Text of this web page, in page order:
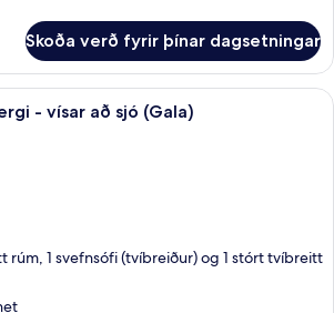
Skoða verð fyrir þínar dagsetningar
Svíta - 2 svefnherbergi - vísar að sjó
- vísar að sjó (Gala)
rúm, 1 svefnsófi (tvíbreiður) og 1 stórt tvíbreitt